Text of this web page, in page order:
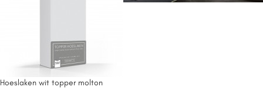
Hoeslaken wit topper molton